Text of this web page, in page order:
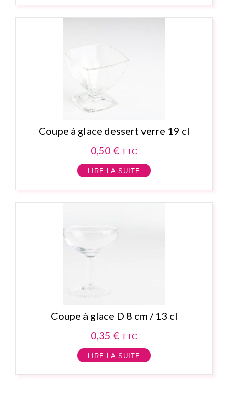
Coupe à glace dessert verre 19 cl
0,50 € TTC
LIRE LA SUITE
Coupe à glace D 8 cm / 13 cl
0,35 € TTC
LIRE LA SUITE